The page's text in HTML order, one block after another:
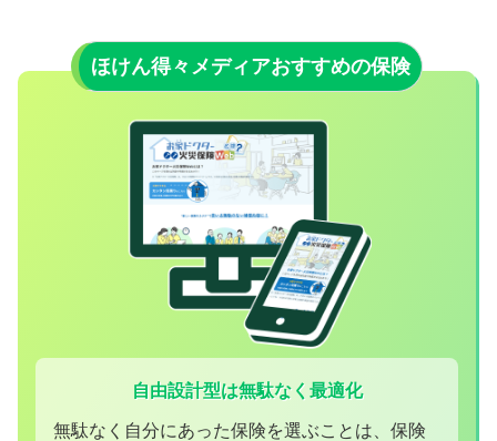
ほけん得々メディアおすすめの保険
自由設計型は無駄なく最適化
無駄なく自分にあった保険を選ぶことは、保険